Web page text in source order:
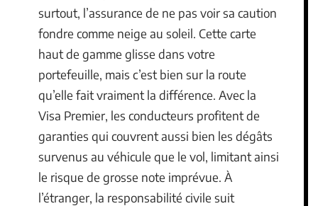
surtout, l’assurance de ne pas voir sa caution
fondre comme neige au soleil. Cette carte
haut de gamme glisse dans votre
portefeuille, mais c’est bien sur la route
qu’elle fait vraiment la différence. Avec la
Visa Premier, les conducteurs profitent de
garanties qui couvrent aussi bien les dégâts
survenus au véhicule que le vol, limitant ainsi
le risque de grosse note imprévue. À
l’étranger, la responsabilité civile suit